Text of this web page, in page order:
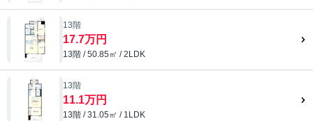
13階
17.7万円
13階 / 50.85㎡ / 2LDK
13階
11.1万円
13階 / 31.05㎡ / 1LDK